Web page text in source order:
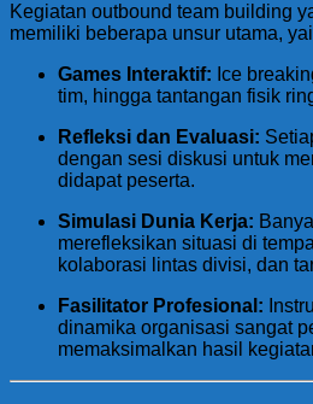
Kegiatan outbound team building
memiliki beberapa unsur utama,
Games Interaktif: Ice
tim, hingga tantangan fisik
Refleksi dan Evaluasi:
dengan sesi diskusi untuk
didapat peserta.
Simulasi Dunia Kerja:
merefleksikan situasi di
kolaborasi lintas divisi, dan
Fasilitator Profesional:
dinamika organisasi sangat
memaksimalkan hasil